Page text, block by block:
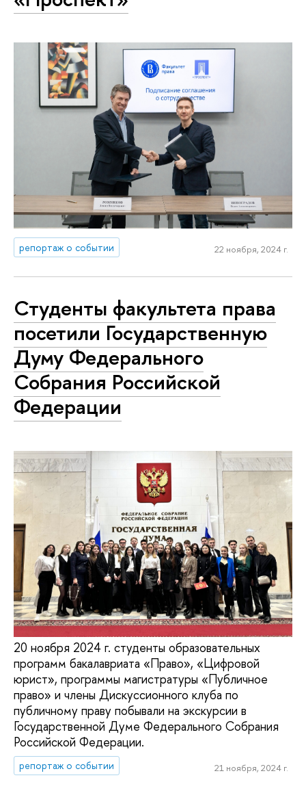
репортаж о событии 22 ноября, 2024 г.
Студенты факультета права
посетили Государственную
Думу Федерального
Собрания Российской
Федерации
20 ноября 2024 г. студенты образовательных
программ бакалавриата «Право», «Цифровой
юрист», программы магистратуры «Публичное
право» и члены Дискуссионного клуба по
публичному праву побывали на экскурсии в
Государственной Думе Федерального Собрания
Российской Федерации.
репортаж о событии 21 ноября, 2024 г.